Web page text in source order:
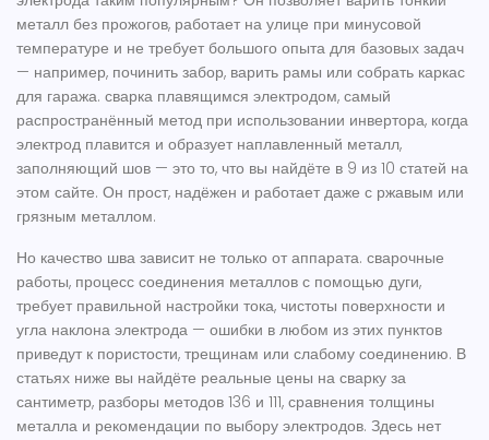
металл без прожогов, работает на улице при минусовой
температуре и не требует большого опыта для базовых задач
— например, починить забор, варить рамы или собрать каркас
для гаража. сварка плавящимся электродом, самый
распространённый метод при использовании инвертора, когда
электрод плавится и образует наплавленный металл,
заполняющий шов — это то, что вы найдёте в 9 из 10 статей на
этом сайте. Он прост, надёжен и работает даже с ржавым или
грязным металлом.
Но качество шва зависит не только от аппарата. сварочные
работы, процесс соединения металлов с помощью дуги,
требует правильной настройки тока, чистоты поверхности и
угла наклона электрода — ошибки в любом из этих пунктов
приведут к пористости, трещинам или слабому соединению. В
статьях ниже вы найдёте реальные цены на сварку за
сантиметр, разборы методов 136 и 111, сравнения толщины
металла и рекомендации по выбору электродов. Здесь нет